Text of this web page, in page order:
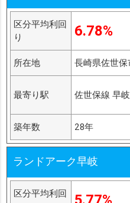
区分平均利回
り
6.78%
所在地 長崎県佐世保
最寄り駅 佐世保線 早
築年数 28年
ランドアーク早岐
区分平均利回